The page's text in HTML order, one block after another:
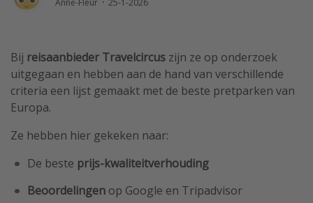
Meer onderwerpen
Reisblog
Reiskalender
Beste keukens ter wereld
Center Parcs
Anne-Fleur · 25-1-2026
Bij reisaanbieder Travelcircus zijn ze op onderzoek
uitgegaan en hebben aan de hand van verschillende
criteria een lijst gemaakt met de beste pretparken van
Europa.
Ze hebben hier gekeken naar:
De beste prijs-kwaliteitverhouding
Beoordelingen op Google en Tripadvisor